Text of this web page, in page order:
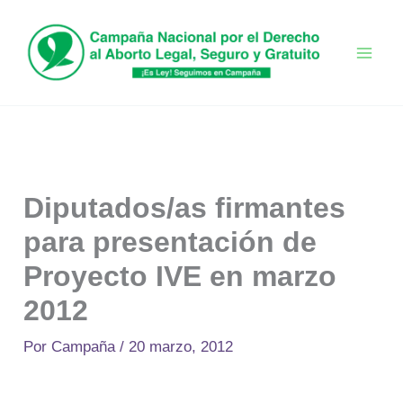
contenido
Diputados/as firmantes
para presentación de
Proyecto IVE en marzo
2012
Por Campaña/20 marzo, 2012